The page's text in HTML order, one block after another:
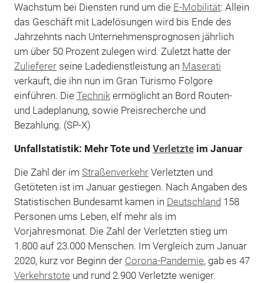
Wachstum bei Diensten rund um die E-Mobilität: Allein
das Geschäft mit Ladelösungen wird bis Ende des
Jahrzehnts nach Unternehmensprognosen jährlich
um über 50 Prozent zulegen wird. Zuletzt hatte der
Zuliefererseine Ladedienstleistung an Maserati
verkauft, die ihn nun im Gran Turismo Folgore
einführen. Die Technikermöglicht an Bord Routen-
und Ladeplanung, sowie Preisrecherche und
Bezahlung. (SP-X)
Unfallstatistik: Mehr Tote und Verletzteim Januar
Die Zahl der im StraßenverkehrVerletzten und
Getöteten ist im Januar gestiegen. Nach Angaben des
Statistischen Bundesamt kamen in Deutschland 158
Personen ums Leben, elf mehr als im
Vorjahresmonat. Die Zahl der Verletzten stieg um
1.800 auf 23.000 Menschen. Im Vergleich zum Januar
2020, kurz vor Beginn der Corona-Pandemie, gab es 47
Verkehrstote und rund 2.900 Verletzte weniger.